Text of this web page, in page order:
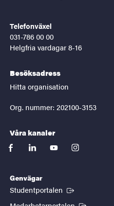
Telefonväxel
031-786 00 00
Helgfria vardagar 8-16
Besöksadress
Hitta organisation
Org. nummer: 202100-3153
Våra kanaler
facebooklinkedinyoutubeinstagram
Genvägar
Studentportalen (Extern länk)